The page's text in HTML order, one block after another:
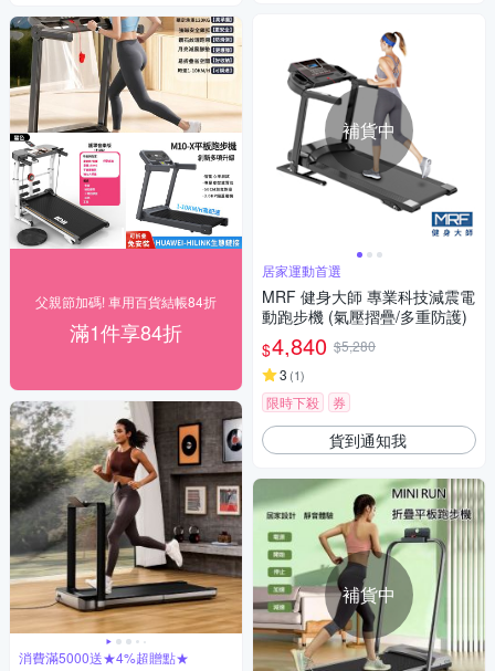
父親節加碼! 車用百貨結帳84折
滿1件享84折
消費滿5000送★4%超贈點★
補貨中
居家運動首選
MRF 健身大師 專業科技減震電
動跑步機 (氣壓摺疊/多重防護)
$4,840 $5,280
3 (1)
限時下殺 券
貨到通知我
補貨中